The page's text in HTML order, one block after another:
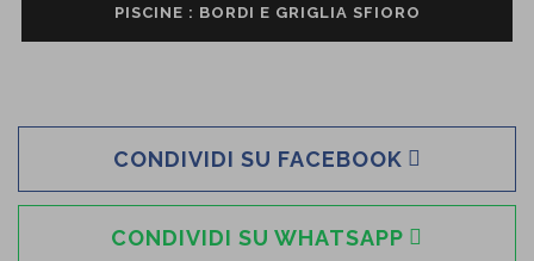
PISCINE : BORDI E GRIGLIA SFIORO
CONDIVIDI SU FACEBOOK
CONDIVIDI SU WHATSAPP